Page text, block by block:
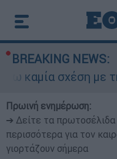
BREAKING NEWS:
με την
Πρωινή ενημέρωση:
➔ Δείτε τα
περισσότερα για τον
γιορτάζουν σήμερα